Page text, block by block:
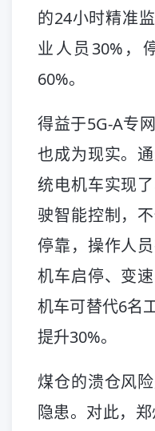
的24小时精准
业人员30%，
60%。
得益于5G-A专
也成为现实。
统电机车实现
驶智能控制，
停靠，操作人
机车启停、变
机车可替代6名
提升30%。
煤仓的溃仓风
隐患。对此，